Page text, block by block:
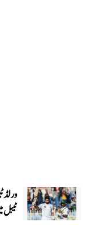
ورلڈ
ٹیبل